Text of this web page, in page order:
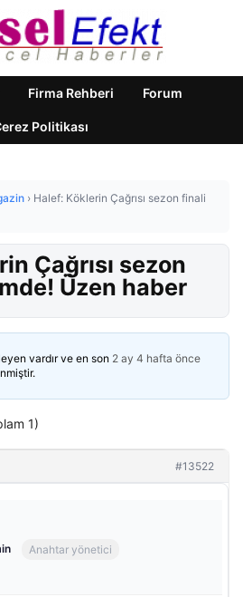
Firma Rehberi Forum
Politikası
› Halef: Köklerin Çağrısı sezon finali
Çağrısı sezon
Üzen haber
vardır ve en son 2 ay 4 hafta önce
1)
#13522
Anahtar yönetici